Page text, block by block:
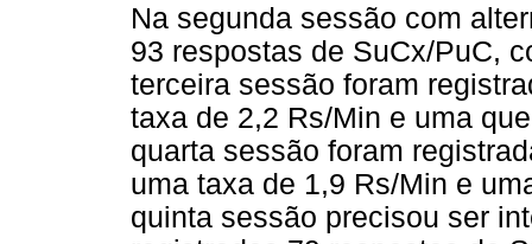
Na segunda sessão com
93 respostas de SuCx/PuC,
terceira sessão foram
taxa de 2,2 Rs/Min e uma
quarta sessão foram
uma taxa de 1,9 Rs/Min e
quinta sessão precisou ser